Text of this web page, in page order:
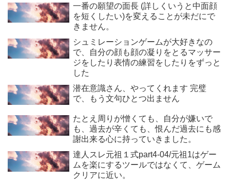
一番の願望の面長 (詳しくいうと中面顔
を短くしたい)を変えることが未だにで
きません。
シュミレーションゲームが大好きなの
で、自分の顔も顔の凝りをとるマッサー
ジをしたり表情の練習をしたりをずっと
した
潜在意識さん、やってくれます 完璧
で、もう文句ひとつ出ません
たとえ周りが憎くても、自分が嫌いで
も、過去が辛くても、恨んだ過去にも感
謝出来る心に持っていきました。
達人スレ元祖１式part4-04/元祖1はゲー
ムを楽にするツールではなくて、ゲーム
クリアに近い。